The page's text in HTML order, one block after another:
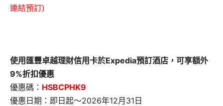
連結預訂)
使用匯豐卓越理財信用卡於Expedia預訂酒店，可享額外
9%折扣優惠
優惠碼： HSBCPHK9
優惠日期：即日起～2026年12月31日